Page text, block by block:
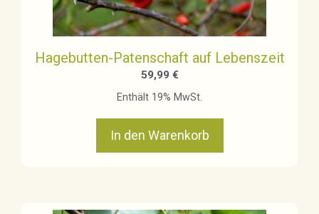
Hagebutten-Patenschaft auf Lebenszeit
59,99 €
Enthält 19% MwSt.
In den Warenkorb